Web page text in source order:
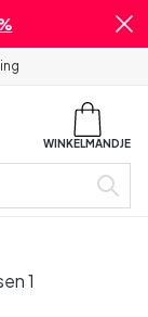
WINKELMANDJE